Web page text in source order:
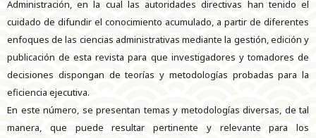
Administración, en la cual las autoridades directivas han tenido el
cuidado de difundir el conocimiento acumulado, a partir de diferentes
enfoques de las ciencias administrativas mediante la gestión, edición y
publicación de esta revista para que investigadores y tomadores de
decisiones dispongan de teorías y metodologías probadas para la
eficiencia ejecutiva.
En este número, se presentan temas y metodologías diversas, de tal
manera, que puede resultar pertinente y relevante para los